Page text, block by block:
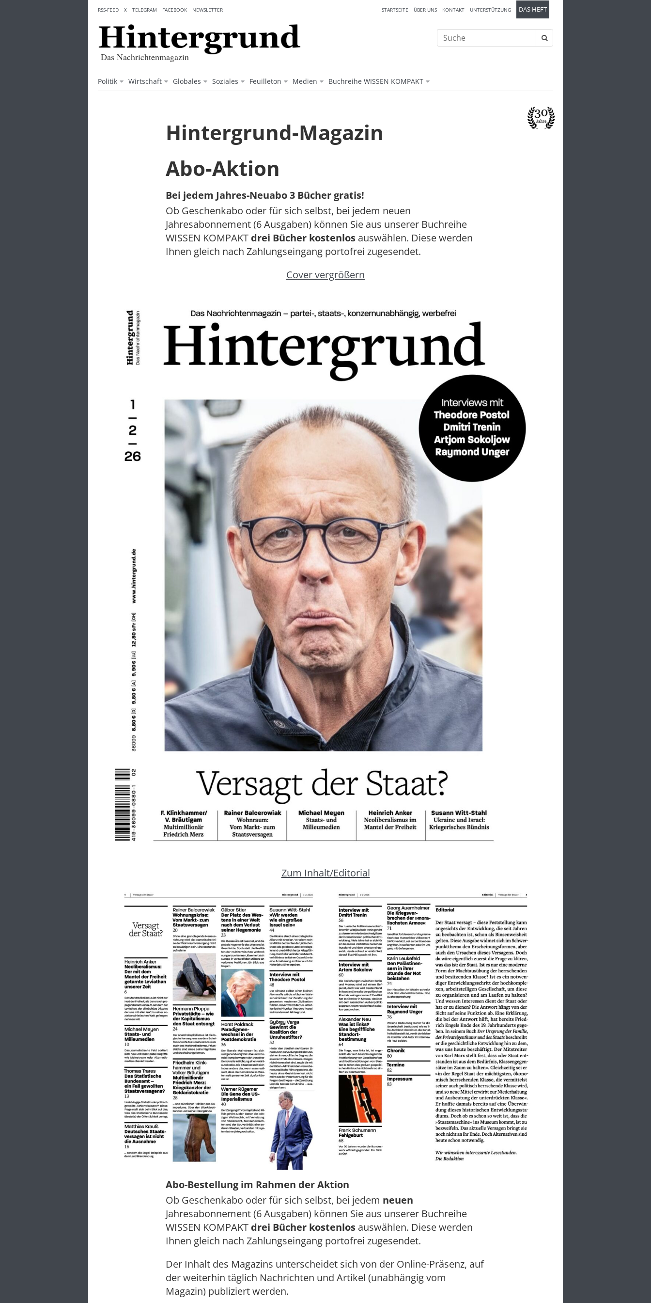
content
Das Nachrichtenmagazin
Politik Wirtschaft Globales Soziales Feuilleton Medien Buchreihe WISSEN KOMPAKT
STARTSEITE ÜBER UNS KONTAKT UNTERSTÜTZUNG DAS HEFT
RSS-FEED X TELEGRAM FACEBOOK NEWSLETTER
Suche
nach:
Hintergrund-Magazin
Abo-Aktion
Bei jedem Jahres-Neuabo 3 Bücher gratis!
Ob Geschenkabo oder für sich selbst, bei jedem neuen
Jahresabonnement (6 Ausgaben) können Sie aus unserer Buchreihe
WISSEN KOMPAKT drei Bücher kostenlos auswählen. Diese werden
Ihnen gleich nach Zahlungseingang portofrei zugesendet.
Cover vergrößern
Zum Inhalt/Editorial
Abo-Bestellung im Rahmen der Aktion
Ob Geschenkabo oder für sich selbst, bei jedem neuen
Jahresabonnement (6 Ausgaben) können Sie aus unserer Buchreihe
WISSEN KOMPAKT drei Bücher kostenlos auswählen. Diese werden
Ihnen gleich nach Zahlungseingang portofrei zugesendet.
Der Inhalt des Magazins unterscheidet sich von der Online-Präsenz, auf
der weiterhin täglich Nachrichten und Artikel (unabhängig vom
Magazin) publiziert werden.